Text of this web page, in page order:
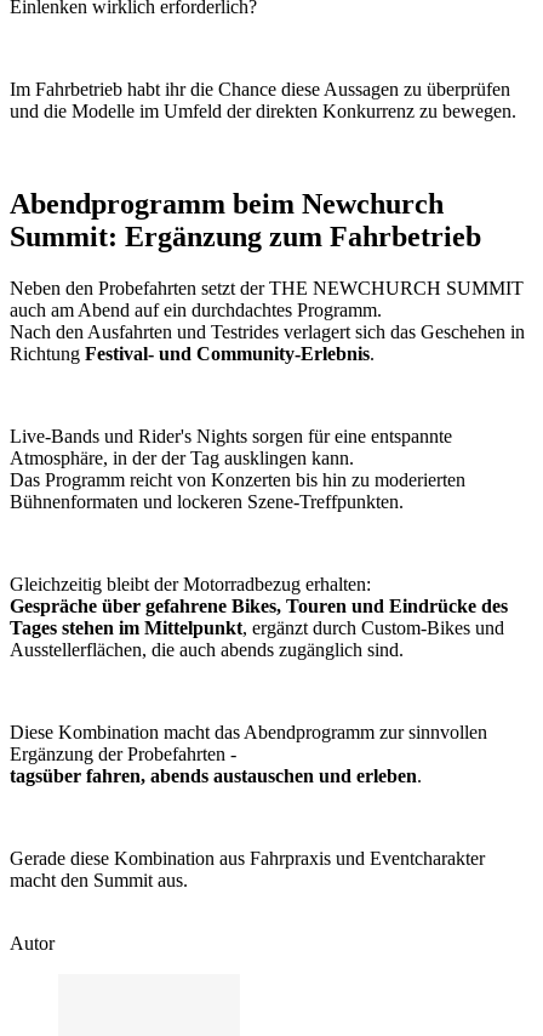
Einlenken wirklich erforderlich?
Im Fahrbetrieb habt ihr die Chance diese Aussagen zu überprüfen
und die Modelle im Umfeld der direkten Konkurrenz zu bewegen.
Abendprogramm beim Newchurch
Summit: Ergänzung zum Fahrbetrieb
Neben den Probefahrten setzt der THE NEWCHURCH SUMMIT
auch am Abend auf ein durchdachtes Programm.
Nach den Ausfahrten und Testrides verlagert sich das Geschehen in
Richtung Festival- und Community-Erlebnis.
Live-Bands und Rider's Nights sorgen für eine entspannte
Atmosphäre, in der der Tag ausklingen kann.
Das Programm reicht von Konzerten bis hin zu moderierten
Bühnenformaten und lockeren Szene-Treffpunkten.
Gleichzeitig bleibt der Motorradbezug erhalten:
Gespräche über gefahrene Bikes, Touren und Eindrücke des
Tages stehen im Mittelpunkt, ergänzt durch Custom-Bikes und
Ausstellerflächen, die auch abends zugänglich sind.
Diese Kombination macht das Abendprogramm zur sinnvollen
Ergänzung der Probefahrten -
tagsüber fahren, abends austauschen und erleben.
Gerade diese Kombination aus Fahrpraxis und Eventcharakter
macht den Summit aus.
Autor